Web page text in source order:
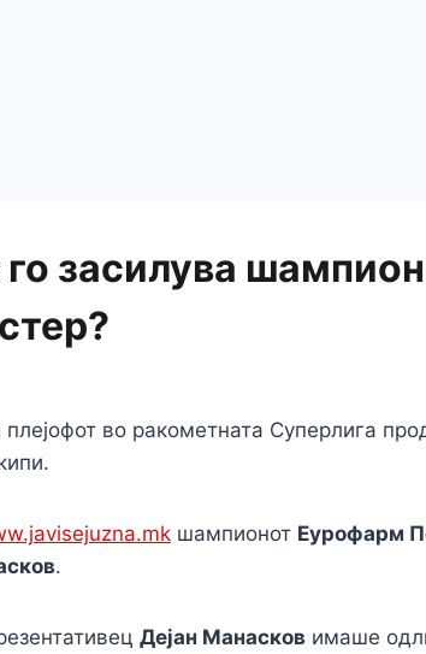
засилува
во ракометната Суперлига
шампионот Еурофарм
.
Дејан Манасков имаше